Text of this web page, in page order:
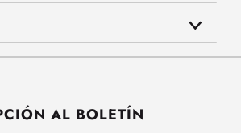
AL BOLETÍN